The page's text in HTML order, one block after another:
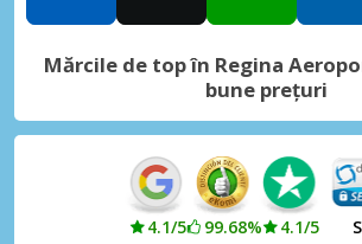
Mărcile de top în Regina
bune prețuri
4.1/5 99.68% 4.1/5